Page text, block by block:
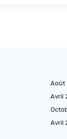
Août
Avril
Avril